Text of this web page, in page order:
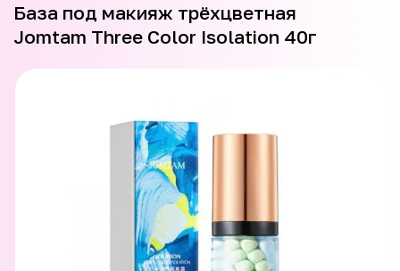
База под макияж трёхцветная
Jomtam Three Color Isolation 40г